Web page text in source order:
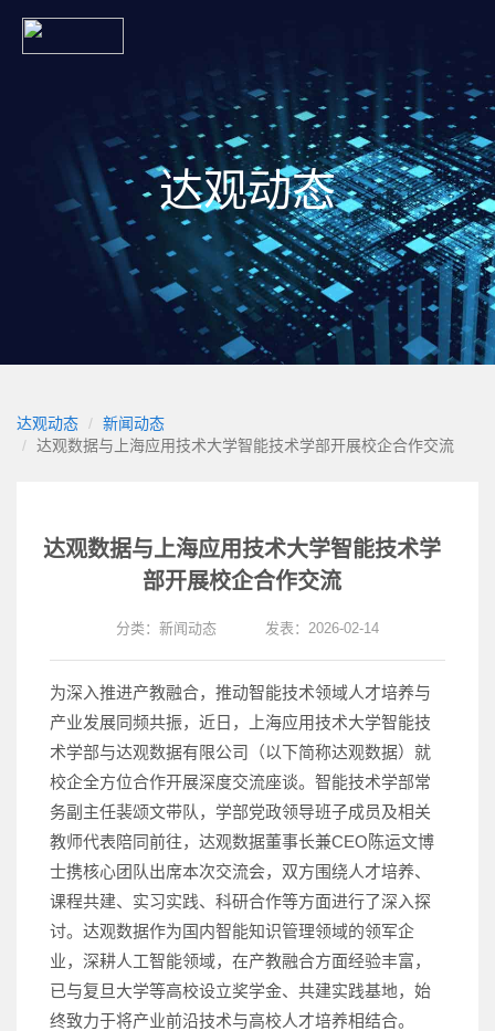
达观动态
达观动态
新闻动态
达观数据与上海应用技术大学智能技术学部开展校企合作交流
达观数据与上海应用技术大学智能技术学
部开展校企合作交流
分类： 新闻动态 发表：2026-02-14
为深入推进产教融合，推动智能技术领域人才培养与
产业发展同频共振，近日，上海应用技术大学智能技
术学部与达观数据有限公司（以下简称达观数据）就
校企全方位合作开展深度交流座谈。智能技术学部常
务副主任裴颂文带队，学部党政领导班子成员及相关
教师代表陪同前往，达观数据董事长兼CEO陈运文博
士携核心团队出席本次交流会，双方围绕人才培养、
课程共建、实习实践、科研合作等方面进行了深入探
讨。达观数据作为国内智能知识管理领域的领军企
业，深耕人工智能领域，在产教融合方面经验丰富，
已与复旦大学等高校设立奖学金、共建实践基地，始
终致力于将产业前沿技术与高校人才培养相结合。